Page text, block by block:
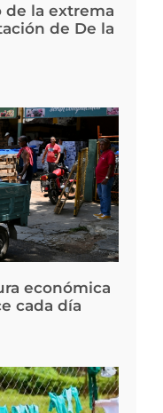
de la extrema
de De la
económica
cada día